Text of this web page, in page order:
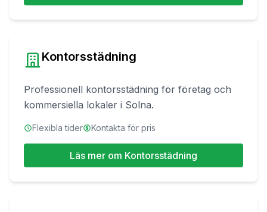
Kontorsstädning
Professionell kontorsstädning för företag och
kommersiella lokaler i Solna.
Flexibla tider Kontakta för pris
Läs mer om Kontorsstädning